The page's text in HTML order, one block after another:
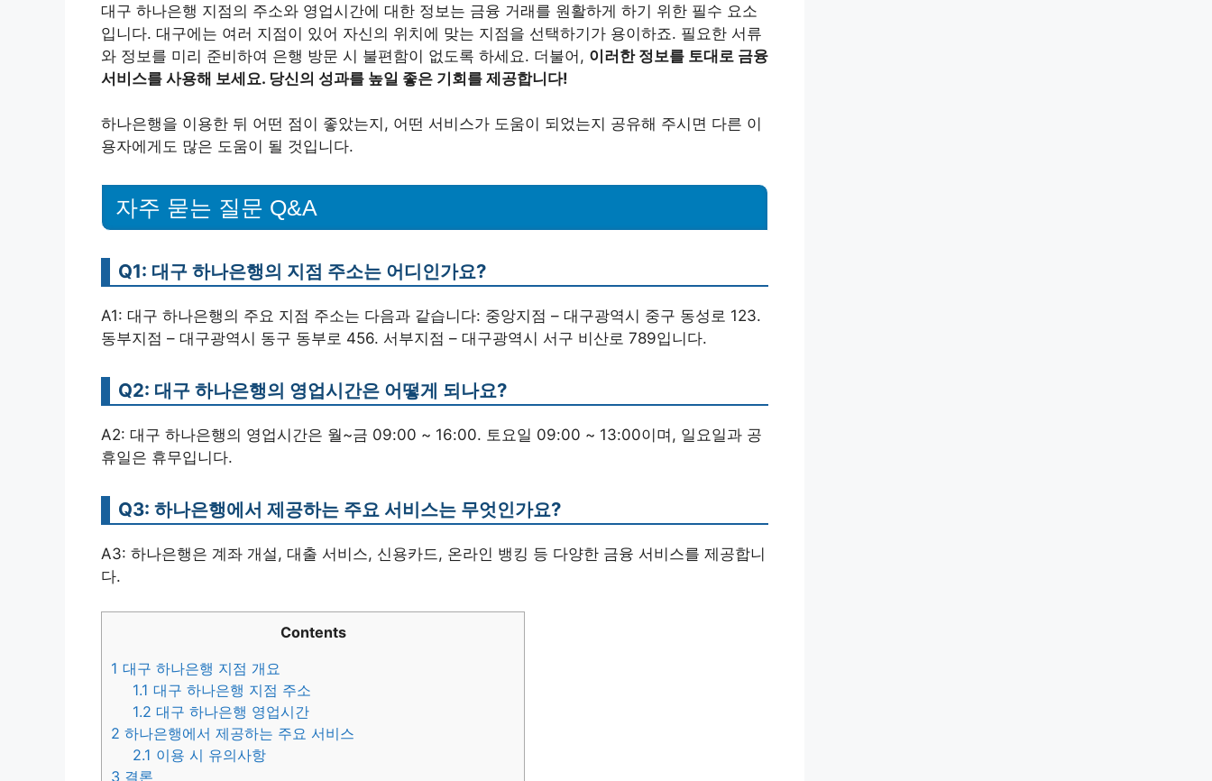
대구 하나은행 지점의 주소와 영업시간에 대한 정보는 금융 거래를 원활하게 하기 위한 필수 요소
입니다. 대구에는 여러 지점이 있어 자신의 위치에 맞는 지점을 선택하기가 용이하죠. 필요한 서류
와 정보를 미리 준비하여 은행 방문 시 불편함이 없도록 하세요. 더불어, 이러한 정보를 토대로 금융
서비스를 사용해 보세요. 당신의 성과를 높일 좋은 기회를 제공합니다!
하나은행을 이용한 뒤 어떤 점이 좋았는지, 어떤 서비스가 도움이 되었는지 공유해 주시면 다른 이
용자에게도 많은 도움이 될 것입니다.
자주 묻는 질문 Q&A
Q1: 대구 하나은행의 지점 주소는 어디인가요?
A1: 대구 하나은행의 주요 지점 주소는 다음과 같습니다: 중앙지점 – 대구광역시 중구 동성로 123.
동부지점 – 대구광역시 동구 동부로 456. 서부지점 – 대구광역시 서구 비산로 789입니다.
Q2: 대구 하나은행의 영업시간은 어떻게 되나요?
A2: 대구 하나은행의 영업시간은 월~금 09:00 ~ 16:00. 토요일 09:00 ~ 13:00이며, 일요일과 공
휴일은 휴무입니다.
Q3: 하나은행에서 제공하는 주요 서비스는 무엇인가요?
A3: 하나은행은 계좌 개설, 대출 서비스, 신용카드, 온라인 뱅킹 등 다양한 금융 서비스를 제공합니
다.
Contents
1 대구 하나은행 지점 개요
1.1 대구 하나은행 지점 주소
1.2 대구 하나은행 영업시간
2 하나은행에서 제공하는 주요 서비스
2.1 이용 시 유의사항
3 결론